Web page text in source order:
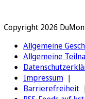
Copyright 2026
Allgemeine
Allgemeine
Impressum
Barrierefreiheit